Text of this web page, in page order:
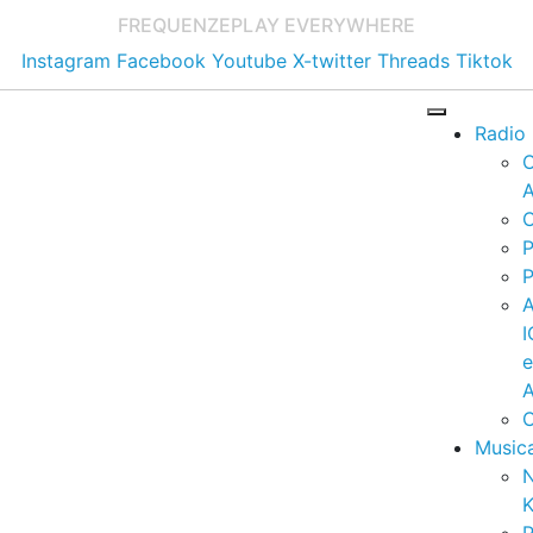
FREQUENZEPLAY EVERYWHERE
Instagram Facebook Youtube X-twitter Threads Tiktok
Radio
e